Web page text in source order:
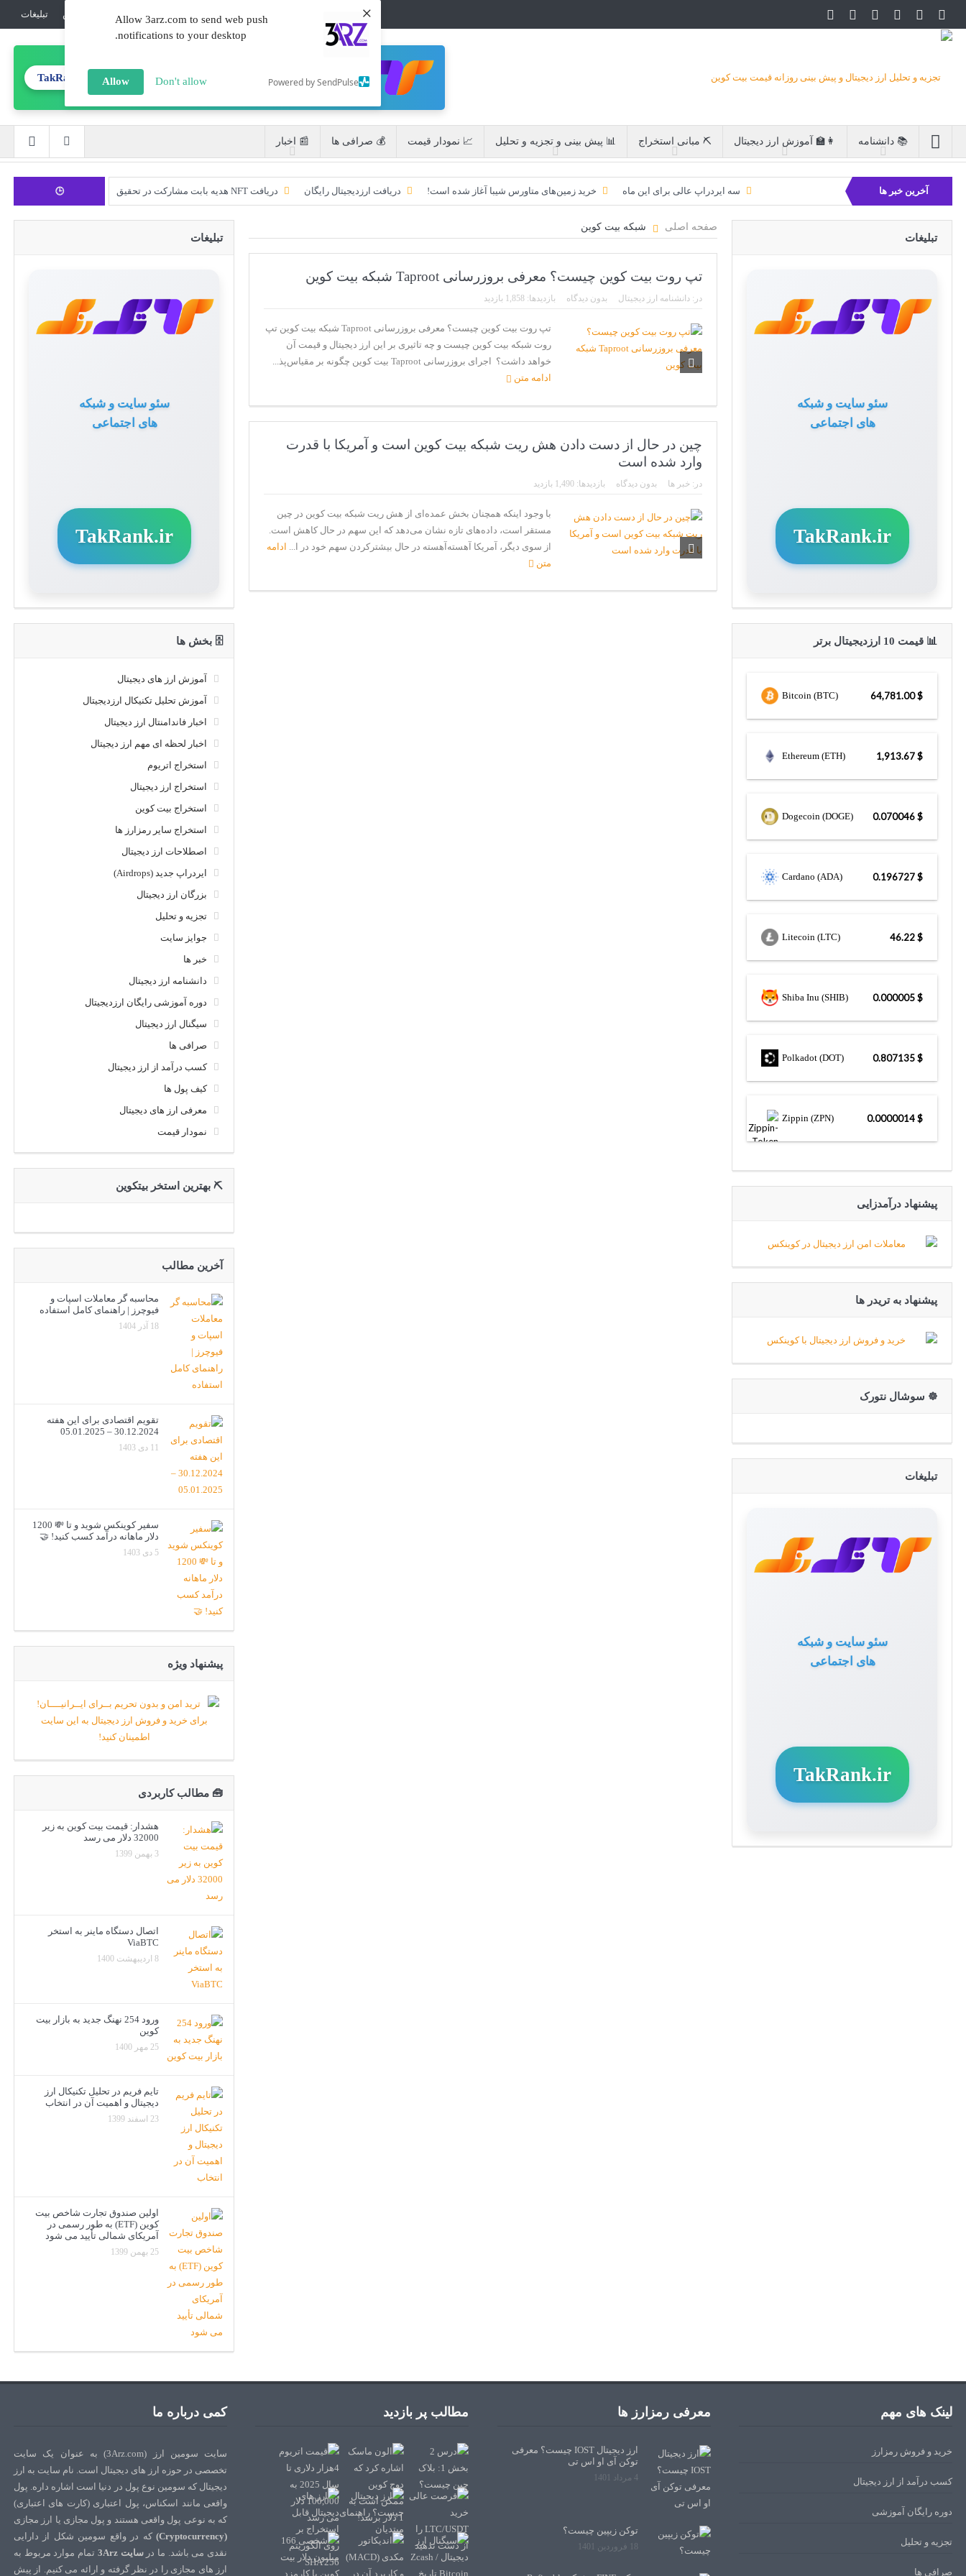
Allow 3arz.com to send web push
notifications to your desktop.
Powered by SendPulse
Don't allow
Allow
× 💎جوایز 🔏امنیت ☎️تماس تبلیغات‌
تولید محتوای تخصصی TakRank.ir
📚 دانشنامه 👩‍🏫 آموزش ارز دیجیتال ⛏ مبانی استخراج 📊 پیش بینی و تجزیه و تحلیل 📈 نمودار قیمت 💰 صرافی ها 📰 اخبار
آخرین خبر ها دریافت NFT هدیه بابت مشارکت در تحقیق دریافت ارزدیجیتال رایگان خرید زمین‌های متاورس شیبا آغاز شده است! سه ایردراپ عالی برای این ماه 🕒
صفحه اصلی شبکه بیت کوین
تپ روت بیت کوین چیست؟ معرفی بروزرسانی Taproot شبکه بیت کوین
در: دانشنامه ارز دیجیتال بدون دیدگاه بازدیدها: 1,858 بازدید
تپ روت بیت کوین چیست؟ معرفی بروزرسانی Taproot شبکه بیت کوین تپ
روت شبکه بیت کوین چیست و چه تاثیری بر این ارز دیجیتال و قیمت آن
خواهد داشت؟ اجرای بروزرسانی Taproot بیت کوین چگونه بر مقیاس‌پذ...
ادامه متن
چین در حال از دست دادن هش ریت شبکه بیت کوین است و آمریکا با قدرت
وارد شده است
در: خبر ها بدون دیدگاه بازدیدها: 1,490 بازدید
با وجود اینکه همچنان بخش عمده‌ای از هش ریت شبکه بیت کوین در چین
مستقر است، داده‌های تازه نشان می‌دهد که این سهم در حال کاهش است.
از سوی دیگر، آمریکا آهسته‌آهسته در حال بیشترکردن سهم خود در ا...
ادامه
متن
تبلیغات
سئو سایت و شبکه
های اجتماعی
TakRank.ir
🗄 بخش ها
آموزش ارز های دیجیتال
آموزش تحلیل تکنیکال ارزدیجیتال
اخبار فاندامنتال ارز دیجیتال
اخبار لحظه ای مهم ارز دیجیتال
استخراج اتریوم
استخراج ارز دیجیتال
استخراج بیت کوین
استخراج سایر رمزارز ها
اصطلاحات ارز دیجیتال
ایردراپ جدید (Airdrops)
بزرگان ارز دیجیتال
تجزیه و تحلیل
جوایز سایت
خبر ها
دانشنامه ارز دیجیتال
دوره آموزشی رایگان ارزدیجیتال
سیگنال ارز دیجیتال
صرافی ها
کسب درآمد از ارز دیجیتال
کیف پول ها
معرفی ارز های دیجیتال
نمودار قیمت
⛏ بهترین استخر بیتکوین
آخرین مطالب
محاسبه گر معاملات اسپات و
فیوچرز | راهنمای کامل استفاده
18 آذر 1404
تقویم اقتصادی برای این هفته
30.12.2024 – 05.01.2025
11 دی 1403
سفیر کوینکس شوید و تا 💸 1200
دلار ماهانه درآمد کسب کنید! 🤝
5 دی 1403
پیشنهاد ویژه
🧰 مطالب کاربردی
هشدار: قیمت بیت کوین به زیر
32000 دلار می رسد
3 بهمن 1399
اتصال دستگاه ماینر به استخر
ViaBTC
8 اردیبهشت 1400
ورود 254 نهنگ جدید به بازار بیت
کوین
25 مهر 1400
تایم فریم در تحلیل تکنیکال ارز
دیجیتال و اهمیت آن در انتخاب
23 اسفند 1399
اولین صندوق تجارت شاخص بیت
کوین (ETF) به طور رسمی در
آمریکای شمالی تأیید می شود
25 بهمن 1399
تبلیغات
سئو سایت و شبکه
های اجتماعی
TakRank.ir
📊 قیمت 10 ارزدیجیتال برتر
Bitcoin (BTC) $ 64,781.00
Ethereum (ETH) $ 1,913.67
Dogecoin (DOGE) $ 0.070046
Cardano (ADA) $ 0.196727
Litecoin (LTC) $ 46.22
Shiba Inu (SHIB) $ 0.000005
Polkadot (DOT) $ 0.807135
Zippin (ZPN) $ 0.0000014
پیشنهاد درآمدزایی
پیشنهاد به تریدر ها
☸️ سوشال نتورک
تبلیغات
سئو سایت و شبکه
های اجتماعی
TakRank.ir
لینک های مهم
خرید و فروش رمزارز
کسب درآمد از ارز دیجیتال
دوره رایگان آموزشی
تجزیه و تحلیل
صرافی ها
معرفی رمزارز ها
ارز دیجیتال IOST چیست؟ معرفی
توکن آی او اس تی
4 مرداد 1401
توکن زیپین چیست؟
مطالب پر بازدید کمی درباره ما
سایت سومین ارز (3Arz.com) به عنوان یک سایت
تخصصی در حوزه ارز های دیجیتال است. نام سایت به ارز
دیجیتال که سومین نوع پول در دنیا است اشاره داره. پول
واقعی مانند اسکناس، پول اعتباری (کارت های اعتباری)
که به نوعی پول واقعی هستند و پول مجازی یا ارز مجازی
(Cryptocurrency)
که در واقع سومین شکل از دارایی
نقدی می باشد. ما درسایت 3Arz
تمام موارد مربوط به
ارز های مجازی را در نظر گرفته و ارائه می کنیم. از پیش